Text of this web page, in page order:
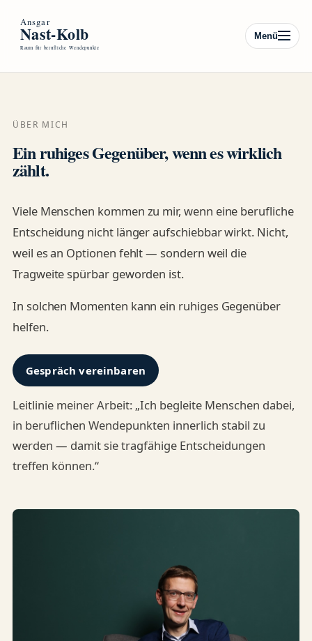
Menü
ÜBER MICH
Ein ruhiges Gegenüber, wenn es wirklich
zählt.
Viele Menschen kommen zu mir, wenn eine berufliche
Entscheidung nicht länger aufschiebbar wirkt. Nicht,
weil es an Optionen fehlt — sondern weil die
Tragweite spürbar geworden ist.
In solchen Momenten kann ein ruhiges Gegenüber
helfen.
Gespräch vereinbaren
Leitlinie meiner Arbeit: „Ich begleite Menschen dabei,
in beruflichen Wendepunkten innerlich stabil zu
werden — damit sie tragfähige Entscheidungen
treffen können.“